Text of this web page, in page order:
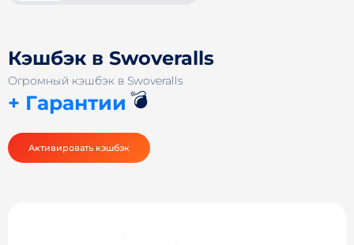
Кэшбэк в Swoveralls
Огромный кэшбэк в Swoveralls
+ Гарантии 💣
Активировать кэшбэк